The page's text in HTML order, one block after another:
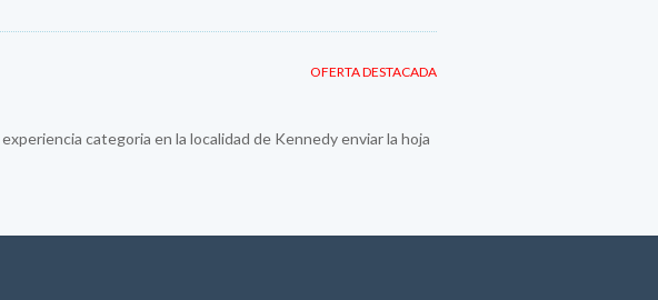
OFERTA DESTACADA
categoria en la localidad de Kennedy enviar la hoja